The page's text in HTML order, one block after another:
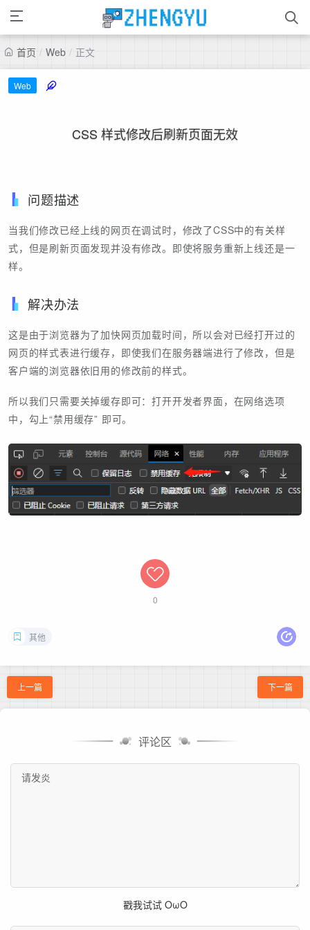
首页 / Web / 正文
Web
CSS 样式修改后刷新页面无效
问题描述
当我们修改已经上线的网页在调试时，修改了CSS中的有关样
式，但是刷新页面发现并没有修改。即使将服务重新上线还是一
样。
解决办法
这是由于浏览器为了加快网页加载时间，所以会对已经打开过的
网页的样式表进行缓存，即使我们在服务器端进行了修改，但是
客户端的浏览器依旧用的修改前的样式。
所以我们只需要关掉缓存即可：打开开发者界面，在网络选项
中，勾上“禁用缓存” 即可。
0
其他
上一篇 下一篇
评论区